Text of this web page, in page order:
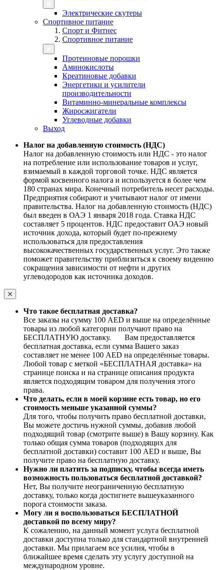
Электрические скутеры
Спортивное питание
Спорт и Фитнес
Спортивное питание
Протеиновые порошки
Аминокислоты
Креатиновые добавки
Энергетики и усилители
производительности
Витаминно-минеральные комплексы
Жиросжигатели
Углеводные добавки
Выход
Налог на добавленную стоимость (НДС)
Налог на добавленную стоимость или НДС - это налог
на потребление или использование товаров и услуг,
взимаемый в каждой торговой точке. НДС является
формой косвенного налога и используется в более чем
180 странах мира. Конечный потребитель несет расходы.
Предприятия собирают и учитывают налог от имени
правительства. Налог на добавленную стоимость (НДС)
был введен в ОАЭ 1 января 2018 года. Ставка НДС
составляет 5 процентов. НДС предоставит ОАЭ новый
источник дохода, который будет по-прежнему
использоваться для предоставления
высококачественных государственных услуг. Это также
поможет правительству приблизиться к своему видению
сокращения зависимости от нефти и других
углеводородов как источника доходов.
Что такое бесплатная доставка?
Все заказы на сумму 100 AED и выше на определённые
товары из любой категории получают право на
БЕСПЛАТНУЮ доставку. Вам предоставляется
бесплатная доставка, если сумма Вашего заказ
составляет не менее 100 AED на определённые товары.
Любой товар с меткой «БЕСПЛАТНАЯ доставка» на
странице поиска и на странице описания продукта
является подходящим товаром для получения этого
права.
Что делать, если в моей корзине есть товар, но его
стоимость меньше указанной суммы?
Для того, чтобы получить право бесплатной доставки,
Вы можете достичь нужной суммы, добавив любой
подходящий товар (смотрите выше) в Вашу корзину. Как
только общая сумма товаров (подходящих для
бесплатной доставки) составит 100 AED и выше, Вы
получите право на бесплатную доставку.
Нужно ли платить за подписку, чтобы всегда иметь
возможность пользоваться бесплатной доставкой?
Нет, Вы получите неограниченную бесплатную
доставку, только когда достигнете вышеуказанного
порога стоимости заказа.
Могу ли я воспользоваться БЕСПЛАТНОЙ
доставкой по всему миру?
К сожалению, на данный момент услуга бесплатной
доставки доступна только для стандартной внутренней
доставки. Мы прилагаем все усилия, чтобы в
ближайшее время сделать эту услугу доступной на
международном уровне.